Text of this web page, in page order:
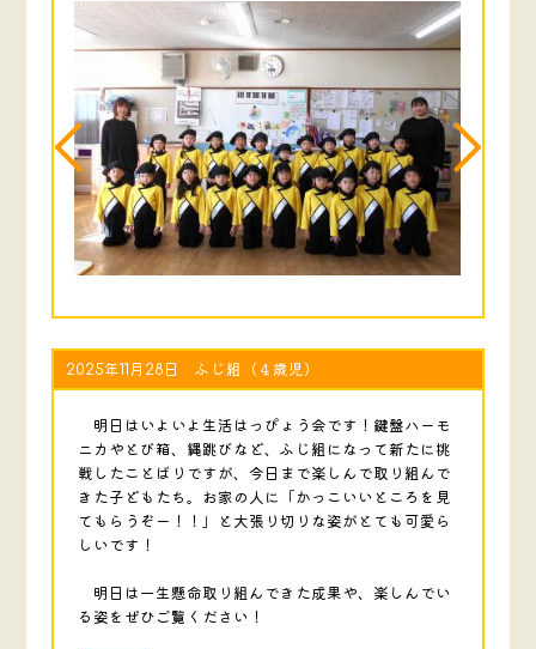
2025年11月28日 ふじ組（４歳児）
明日はいよいよ生活はっぴょう会です！鍵盤ハーモ
ニカやとび箱、縄跳びなど、ふじ組になって新たに挑
戦したことばりですが、今日まで楽しんで取り組んで
きた子どもたち。お家の人に「かっこいいところを見
てもらうぞー！！」と大張り切りな姿がとても可愛ら
しいです！
明日は一生懸命取り組んできた成果や、楽しんでい
る姿をぜひご覧ください！